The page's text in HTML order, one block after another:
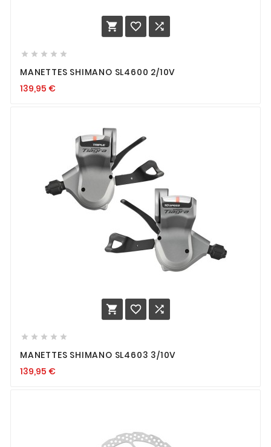
  
    
MANETTES SHIMANO SL4600 2/10V
139,95 €
  
    
MANETTES SHIMANO SL4603 3/10V
139,95 €